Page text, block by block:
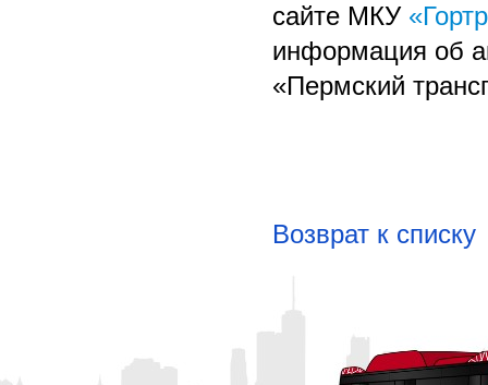
сайте МКУ
информация об
«Пермский
Возврат к списку